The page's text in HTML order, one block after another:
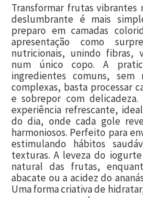
Transformar frutas
deslumbrante é mais
preparo em camadas
apresentação como
nutricionais, unindo fibras,
num único copo. A
ingredientes comuns, sem
complexas, basta processar
e sobrepor com
experiência refrescante,
do dia, onde cada gole
harmoniosos. Perfeito para
estimulando hábitos
texturas. A leveza do
natural das frutas,
abacate ou a acidez do
Uma forma criativa de